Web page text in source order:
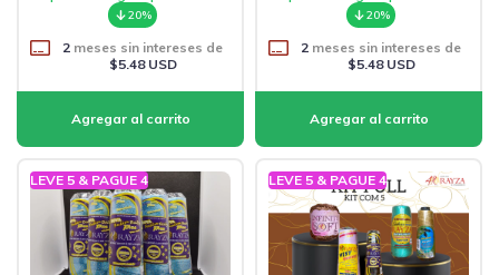
20%
2 meses sin intereses de
$5.48 USD
20%
2 meses sin intereses de
$5.48 USD
LEVE 5 & PAGUE 4 LEVE 5 & PAGUE 4